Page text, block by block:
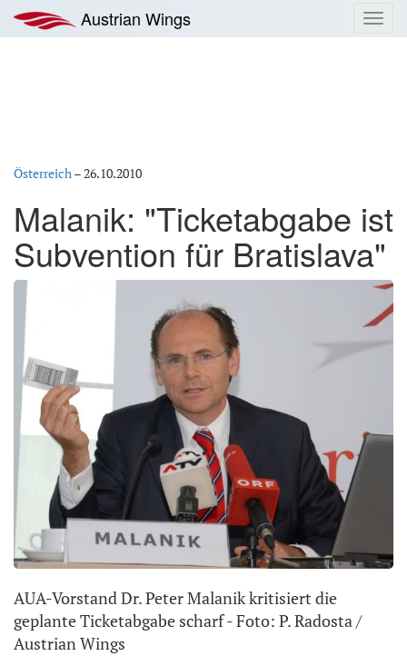
Inhalt
springen
Austrian Wings
Österreich–26.10.2010
Malanik: "Ticketabgabe ist
Subvention für Bratislava"
AUA-Vorstand Dr. Peter Malanik kritisiert die
geplante Ticketabgabe scharf - Foto: P. Radosta /
Austrian Wings